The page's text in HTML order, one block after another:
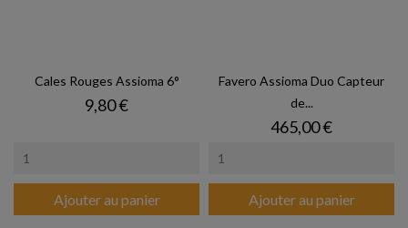
Cales Rouges Assioma 6°
Prix
9,80 €
Ajouter au panier
Favero Assioma Duo Capteur
de...
Prix
465,00 €
Ajouter au panier